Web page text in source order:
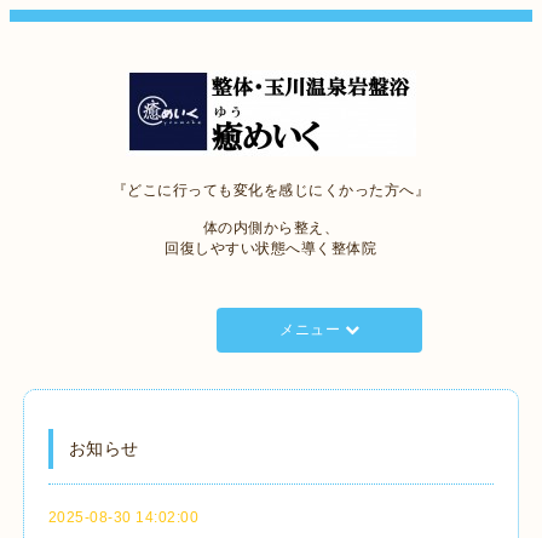
『どこに行っても変化を感じにくかった方へ』
体の内側から整え、
回復しやすい状態へ導く整体院
メニュー
お知らせ
2025-08-30 14:02:00